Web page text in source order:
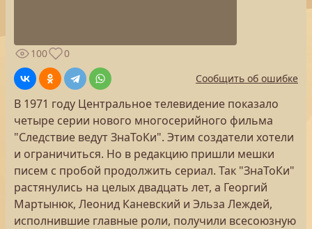
100
0
Сообщить об ошибке
В 1971 году Центральное телевидение показало
четыре серии нового многосерийного фильма
"Следствие ведут ЗнаТоКи". Этим создатели хотели
и ограничиться. Но в редакцию пришли мешки
писем с пробой продолжить сериал. Так "ЗнаТоКи"
растянулись на целых двадцать лет, а Георгий
Мартынюк, Леонид Каневский и Эльза Леждей,
исполнившие главные роли, получили всесоюзную